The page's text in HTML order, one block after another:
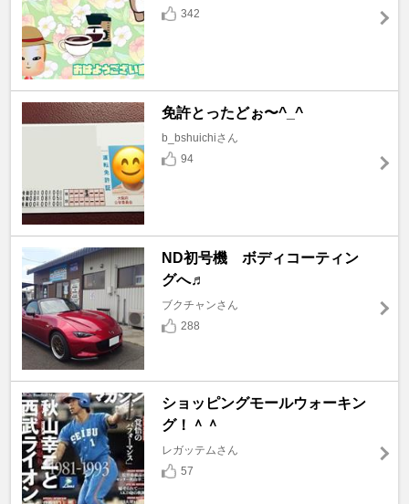
342
免許とったどぉ〜^_^
b_bshuichiさん
94
ND初号機 ボディコーティン
グへ♬
ブクチャンさん
288
ショッピングモールウォーキン
グ！＾＾
レガッテムさん
57